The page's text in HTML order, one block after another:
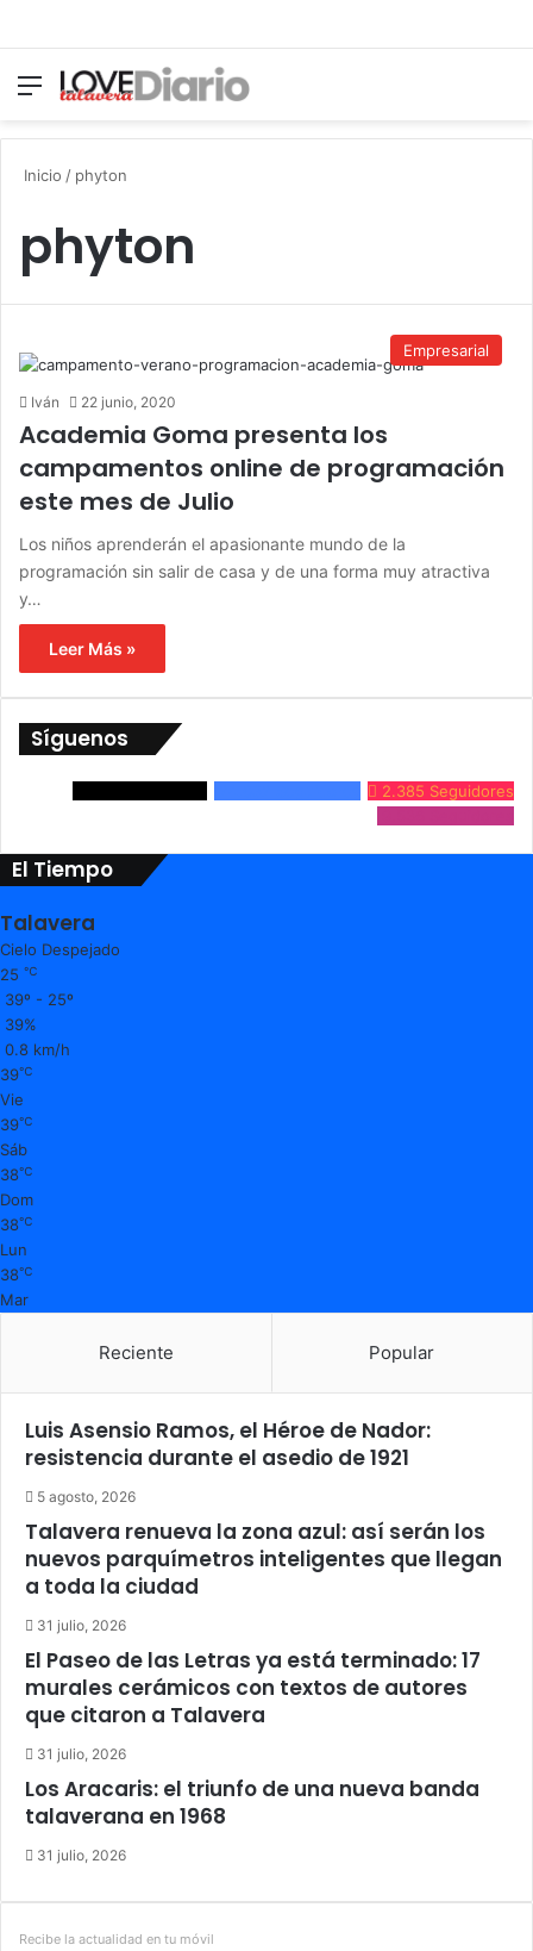
Menú
Inicio / phyton
phyton
Empresarial
Iván 22 junio, 2020
Academia Goma presenta los
campamentos online de programación
este mes de Julio
Los niños aprenderán el apasionante mundo de la
programación sin salir de casa y de una forma muy atractiva
y…
Leer Más »
Síguenos
2.385 Seguidores
El Tiempo
Talavera
Cielo Despejado
25 ℃
39º - 25º
39%
0.8 km/h
39℃
Vie
39℃
Sáb
38℃
Dom
38℃
Lun
38℃
Mar
Reciente Popular
Luis Asensio Ramos, el Héroe de Nador:
resistencia durante el asedio de 1921
5 agosto, 2026
Talavera renueva la zona azul: así serán los
nuevos parquímetros inteligentes que llegan
a toda la ciudad
31 julio, 2026
El Paseo de las Letras ya está terminado: 17
murales cerámicos con textos de autores
que citaron a Talavera
31 julio, 2026
Los Aracaris: el triunfo de una nueva banda
talaverana en 1968
31 julio, 2026
Recibe la actualidad en tu móvil